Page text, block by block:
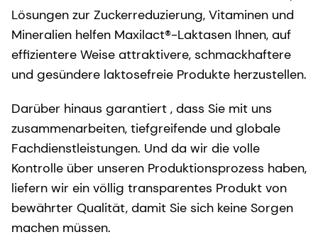
Lösungen zur Zuckerreduzierung, Vitaminen und
Mineralien helfen Maxilact®-Laktasen Ihnen, auf
effizientere Weise attraktivere, schmackhaftere
und gesündere laktosefreie Produkte herzustellen.
Darüber hinaus garantiert , dass Sie mit uns
zusammenarbeiten, tiefgreifende und globale
Fachdienstleistungen. Und da wir die volle
Kontrolle über unseren Produktionsprozess haben,
liefern wir ein völlig transparentes Produkt von
bewährter Qualität, damit Sie sich keine Sorgen
machen müssen.